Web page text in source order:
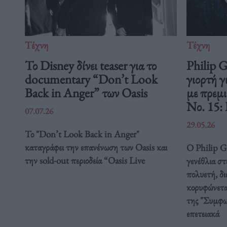
Τέχνη
Το Disney δίνει teaser για το
documentary “Don’t Look
Back in Anger” των Oasis
07.07.26
Το "Don’t Look Back in Anger"
καταγράφει την επανένωση των Oasis και
την sold-out περιοδεία “Oasis Live
Τέχνη
Philip
γιορτή
με
Νο. 15:
29.05.26
Ο Philip
γενέθλια
πολυετή,
της
επετειακά